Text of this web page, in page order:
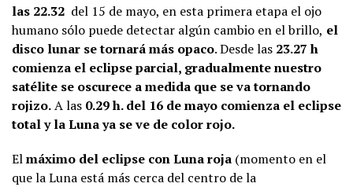
las 22.32 del 15 de mayo, en esta primera etapa el ojo
humano sólo puede detectar algún cambio en el brillo, el
disco lunar se tornará más opaco. Desde las 23.27 h
comienza el eclipse parcial, gradualmente nuestro
satélite se oscurece a medida que se va tornando
rojizo.A las 0.29 h.del 16 de mayo comienza el eclipse
total y la Luna ya se ve de color rojo.
Elmáximo del eclipse con Luna roja (momento en el
que la Luna está más cerca del centro de la